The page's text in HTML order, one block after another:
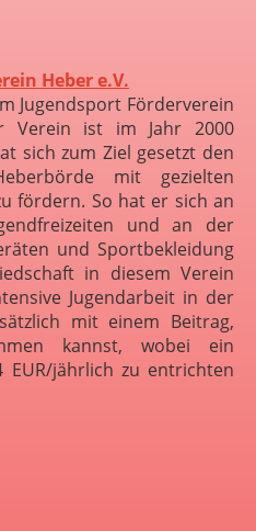
Heber e.V.
Jugendsport Förderverein
Verein ist im Jahr 2000
sich zum Ziel gesetzt den
mit gezielten
fördern. So hat er sich an
und an der
und Sportbekleidung
in diesem Verein
Jugendarbeit in der
mit einem Beitrag,
kannst, wobei ein
EUR/jährlich zu entrichten